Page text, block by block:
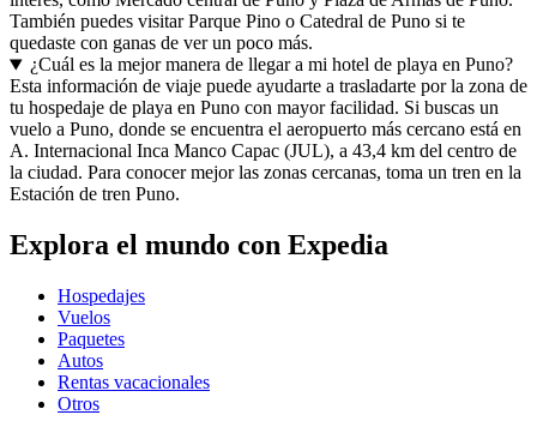
También puedes visitar Parque Pino o Catedral de Puno si te
quedaste con ganas de ver un poco más.
¿Cuál es la mejor manera de llegar a mi hotel de playa en Puno?
Esta información de viaje puede ayudarte a trasladarte por la zona de
tu hospedaje de playa en Puno con mayor facilidad. Si buscas un
vuelo a Puno, donde se encuentra el aeropuerto más cercano está en
A. Internacional Inca Manco Capac (JUL), a 43,4 km del centro de
la ciudad. Para conocer mejor las zonas cercanas, toma un tren en la
Estación de tren Puno.
Explora el mundo con Expedia
Hospedajes
Vuelos
Paquetes
Autos
Rentas vacacionales
Otros